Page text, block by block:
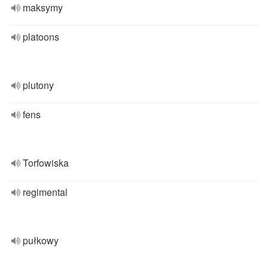
maksymy
platoons
plutony
fens
Torfowiska
regimental
pułkowy